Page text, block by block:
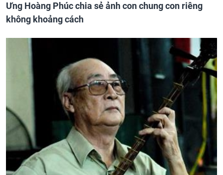
Ưng Hoàng Phúc chia sẻ ảnh con chung con riêng
không khoảng cách